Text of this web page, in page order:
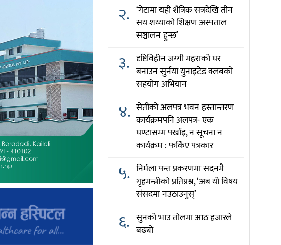
२. ‘गेटामा यही शैत्रिक सत्रदेखि तीन
सय शय्याको शिक्षण अस्पताल
सञ्चालन हुन्छ’
३. दृष्टिविहीन जग्गी महराको घर
बनाउन सुर्नया युनाइटेड क्लबको
सहयोग अभियान
४. सेतीको अलपत्र भवन हस्तान्तरण
कार्यक्रमपनि अलपत्र- एक
घण्टासम्म पर्खाइ, न सूचना न
कार्यक्रम : फर्किए पत्रकार
५. निर्मला पन्त प्रकरणमा सदनमै
गृहमन्त्रीको प्रतिप्रश्न, ‘अब यो विषय
संसदमा नउठाउनुस्’
६. सुनको भाउ तोलमा आठ हजारले
बढ्यो